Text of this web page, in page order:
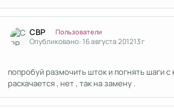
СВР Пользователи
Опубликовано:16 августа 201213 г
попробуй размочить шток и погнять шаги
раскачается , нет , так на замену .